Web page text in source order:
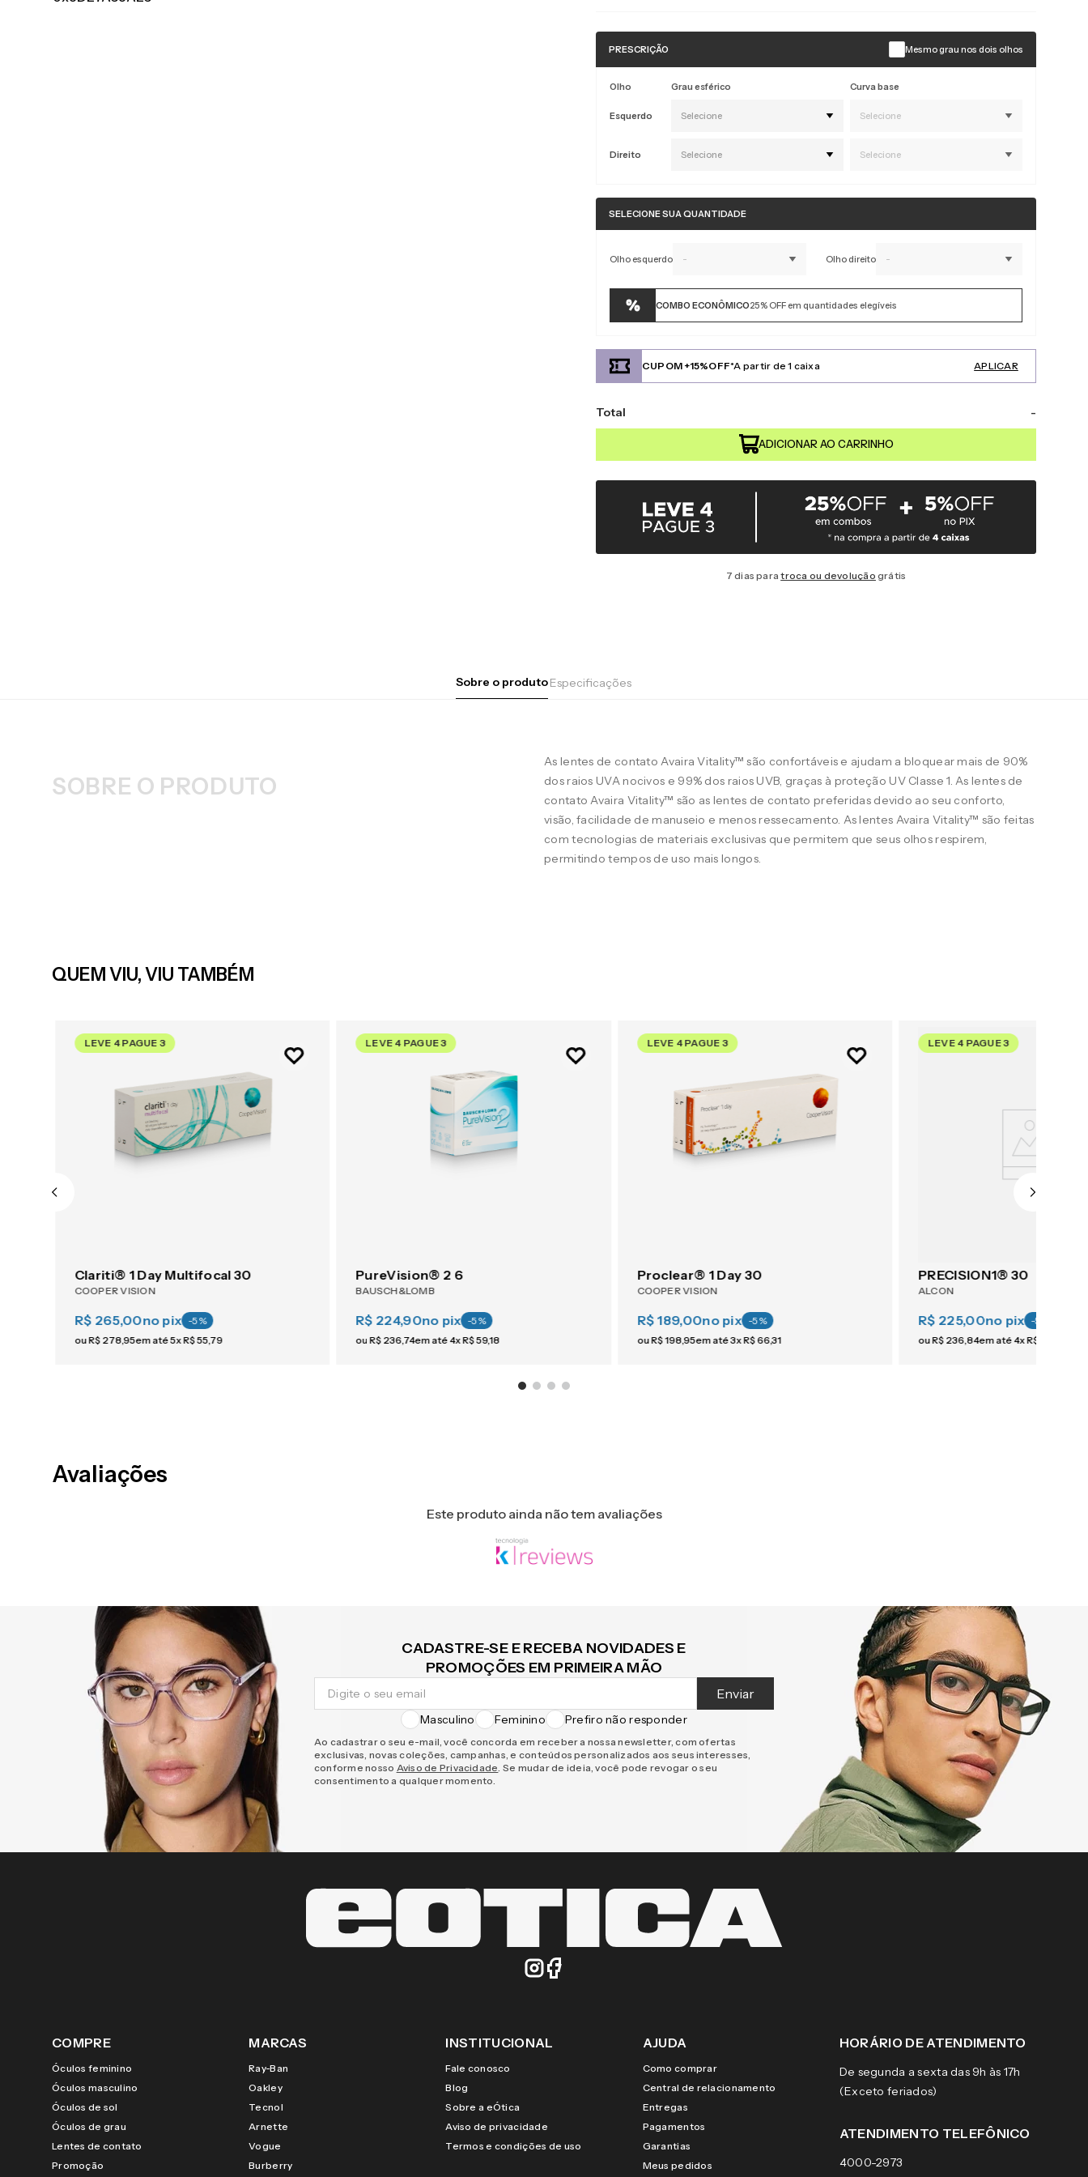
PRESCRIÇÃO Mesmo grau nos dois olhos
Olho Grau esférico Curva base
Esquerdo Selecione Selecione
Direito Selecione Selecione
SELECIONE SUA QUANTIDADE
Olho esquerdo - Olho direito -
COMBO ECONÔMICO25% OFF em quantidades elegíveis
CUPOM +15%OFF*A partir de 1 caixa APLICAR
Total -
7 dias paratroca ou devolução grátis
Sobre o produtoEspecificações
SOBRE O PRODUTO
As lentes de contato Avaira Vitality™ são confortáveis e ajudam a bloquear mais de 90%
dos raios UVA nocivos e 99% dos raios UVB, graças à proteção UV Classe 1. As lentes de
contato Avaira Vitality™ são as lentes de contato preferidas devido ao seu conforto,
visão, facilidade de manuseio e menos ressecamento. As lentes Avaira Vitality™ são feitas
com tecnologias de materiais exclusivas que permitem que seus olhos respirem,
permitindo tempos de uso mais longos.
QUEM VIU, VIU TAMBÉM
LEVE 4 PAGUE 3
Clariti® 1 Day Multifocal 30
COOPER VISION
R$ 265,00no pix -5%
ouR$ 278,95em até5xR$55,79
LEVE 4 PAGUE 3
PureVision® 2 6
BAUSCH&LOMB
R$ 224,90no pix -5%
ouR$ 236,74em até4xR$59,18
LEVE 4 PAGUE 3
Proclear® 1 Day 30
COOPER VISION
R$ 189,00no pix -5%
ouR$198,95em até3xR$66,31
LEVE 4 PAGUE 3
PRECISION1® 30
ALCON
R$ 225,00no pix -5
ouR$ 236,84em até4xR$
Avaliações
Este produto ainda não tem avaliações
CADASTRE-SE E RECEBA NOVIDADES E
PROMOÇÕES EM PRIMEIRA MÃO
Enviar
Masculino Feminino Prefiro não responder
Ao cadastrar o seu e-mail, você concorda em receber a nossa newsletter, com ofertas
exclusivas, novas coleções, campanhas, e conteúdos personalizados aos seus interesses,
conforme nosso Aviso de Privacidade. Se mudar de ideia, você pode revogar o seu
consentimento a qualquer momento.
COMPRE
Óculos feminino
Óculos masculino
Óculos de sol
Óculos de grau
Lentes de contato
Promoção
MARCAS
Ray-Ban
Oakley
Tecnol
Arnette
Vogue
Burberry
INSTITUCIONAL
Fale conosco
Blog
Sobre a eÓtica
Aviso de privacidade
Termos e condições de uso
AJUDA
Como comprar
Central de relacionamento
Entregas
Pagamentos
Garantias
Meus pedidos
HORÁRIO DE ATENDIMENTO
De segunda a sexta das 9h às 17h
(Exceto feriados)
ATENDIMENTO TELEFÔNICO
4000-2973